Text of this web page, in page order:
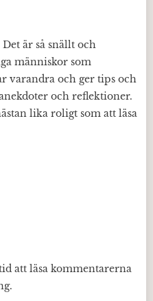
är så snällt och
människor som
varandra och ger tips och
och reflektioner.
lika roligt som att läsa
att läsa kommentarerna